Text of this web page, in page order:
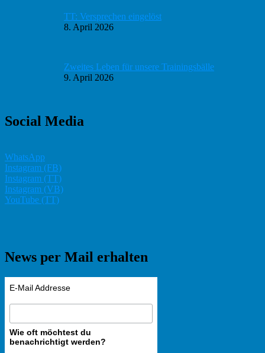
TT: Versprechen eingelöst
8. April 2026
Zweites Leben für unsere Trainingsbälle
9. April 2026
Social Media
WhatsApp
Instagram (FB)
Instagram (TT)
Instagram (VB)
YouTube (TT)
News per Mail erhalten
E-Mail Addresse
Wie oft möchtest du
benachrichtigt werden?